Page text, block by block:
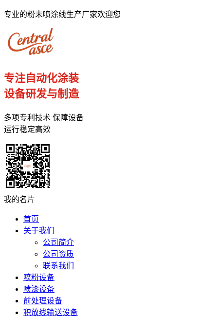
专业的粉末喷涂线生产厂家欢迎您
专注自动化涂装
设备研发与制造
多项专利技术 保障设备
运行稳定高效
我的名片
首页
关于我们
公司简介
公司资质
联系我们
喷粉设备
喷漆设备
前处理设备
积放线输送设备